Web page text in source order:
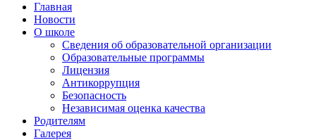
Главная
Новости
О школе
Сведения об образовательной организации
Образовательные программы
Лицензия
Антикоррупция
Безопасность
Независимая оценка качества
Родителям
Галерея